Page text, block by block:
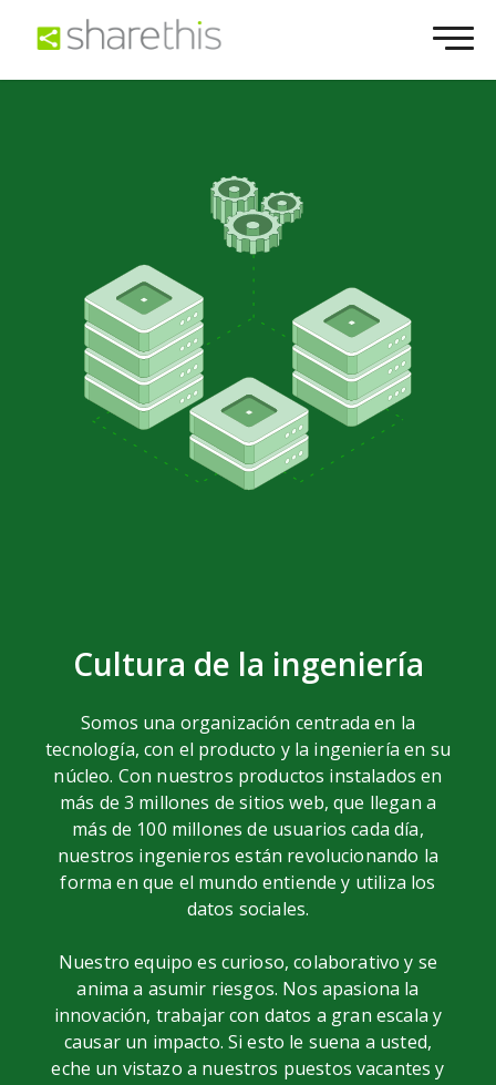
Cultura de la ingeniería
Somos una organización centrada en la
tecnología, con el producto y la ingeniería en su
núcleo. Con nuestros productos instalados en
más de 3 millones de sitios web, que llegan a
más de 100 millones de usuarios cada día,
nuestros ingenieros están revolucionando la
forma en que el mundo entiende y utiliza los
datos sociales.
Nuestro equipo es curioso, colaborativo y se
anima a asumir riesgos. Nos apasiona la
innovación, trabajar con datos a gran escala y
causar un impacto. Si esto le suena a usted,
eche un vistazo a nuestros puestos vacantes y